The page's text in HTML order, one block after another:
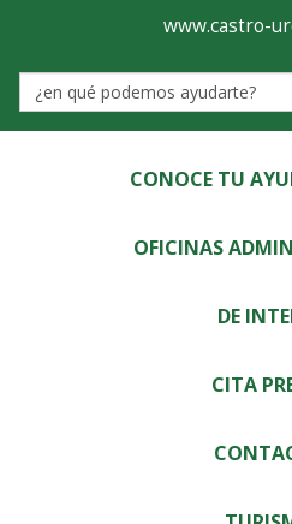
de
Castro-
Urdiales
www.castro-
Label
CONOCE TU
OFICINAS
DE
CITA